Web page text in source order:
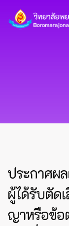
ประกาศผ
ผู้ได้รับตัด
ญาหรือข้อ